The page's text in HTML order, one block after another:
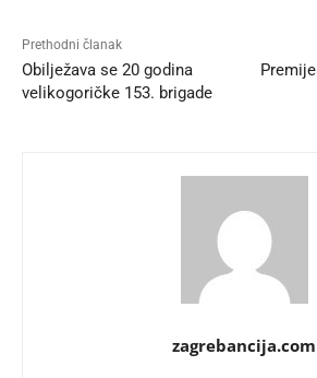
Prethodni članak
Obilježava se 20 godina
velikogoričke 153. brigade
zagrebancija.com